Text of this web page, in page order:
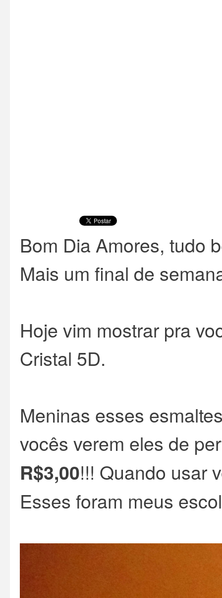
Bom Dia Amores, tudo
Mais um final de
Hoje vim mostrar pra
Cristal 5D.
Meninas esses
vocês verem eles de
R$3,00!!! Quando usar
Esses foram meus